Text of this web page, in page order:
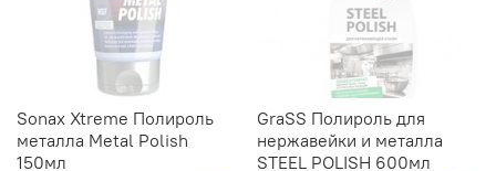
Sonax Xtreme Полироль
металла Metal Polish
150мл
GraSS Полироль для
нержавейки и металла
STEEL POLISH 600мл